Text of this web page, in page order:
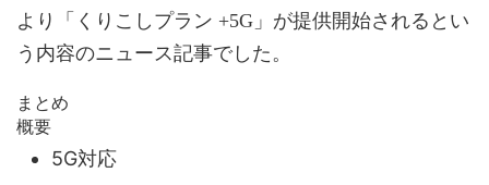
より「くりこしプラン +5G」が提供開始されるとい
う内容のニュース記事でした。
まとめ
概要
5G対応